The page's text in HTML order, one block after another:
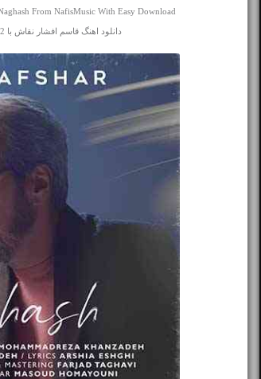
From NafisMusic With Easy Download
دانلود اهنگ قاسم افشار نقاش با 2 کیفیت + متن ترانه + پخش آنلاین موزیک